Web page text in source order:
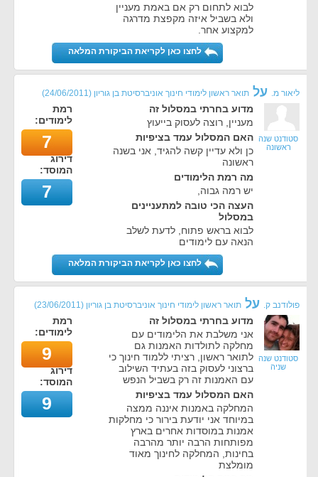
לבוא לתחום רק אם באמת מעניין
ולא בשביל איזה מקפצת מדרגה
למקצוע אחר.
לחצו כאן לקריאת הביקורת המלאה
ליאור מ. על תואר ראשון לימודי חינוך אוניברסיטת בן גוריון (
24/06/2011
)
סטודנט שנה
ראשונה
מדוע בחרתי במסלול זה
מעניין, רוצה לעסוק בייעוץ
האם המסלול עמד בציפיות
כן ולא עדיין קשה להגיד, אני בשנה
ראשונה
מה רמת הלימודים
יש רמה גבוה,
העצה הכי טובה למתעניינים
במסלול
לבוא בראש פתוח, לדעת לשלב
הנאה עם לימודים
רמת
לימודים:
7
דירוג
המוסד:
7
לחצו כאן לקריאת הביקורת המלאה
פולודנב ק. על תואר ראשון לימודי חינוך אוניברסיטת בן גוריון (
23/06/2011
)
סטודנט שנה
שניה
מדוע בחרתי במסלול זה
אני משלבת את הלימודים עם
מחלקה לתולדות האמנות גם
לתואר ראשון, רציתי ללמוד חינוך כי
ברצוני לעסוק בזה בעתיד השילוב
עם האמנות זה רק בשביל הנפש
האם המסלול עמד בציפיות
המחלקה באמנות איננה ממצה
במיוחד אני יודעת בירור כי מחלקות
אמנות במוסדות אחרים בארץ
מפותחות הרבה יותר מהרבה
בחינות, המחלקה לחינוך מאוד
מומלצת
רמת
לימודים:
9
דירוג
המוסד:
9